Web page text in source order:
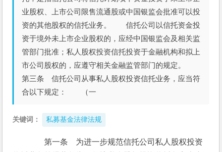
业股权、上市公司限售流通股或中国银监会批准可以投
资的其他股权的信托业务。 信托公司以信托资金投
资于境外未上市企业股权的，应经中国银监会及相关监
管部门批准；私人股权投资信托投资于金融机构和拟上
市公司股权的，应遵守相关金融监管部门的规定。
第三条 信托公司从事私人股权投资信托业务，应当符
合以下规定： （一
关键词： 私募基金法律法规
第一条　为进一步规范信托公司私人股权投资